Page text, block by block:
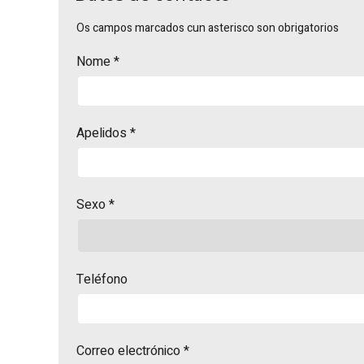
Os campos marcados cun asterisco son obrigatorios
Nome*
Apelidos *
Sexo *
Teléfono
Correo electrónico*